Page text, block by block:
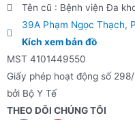
Tên cũ : Bệnh viện Đa
39A Phạm Ngọc Thạch,
Kích xem bản đồ
MST 4101449550
Giấy phép hoạt động số
bởi Bộ Y Tế
THEO DÕI CHÚNG TÔI